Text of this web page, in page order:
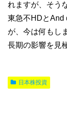
れますが、そう
東急不HDとAnd
が、今は何もし
長期の影響を見
日本株投資